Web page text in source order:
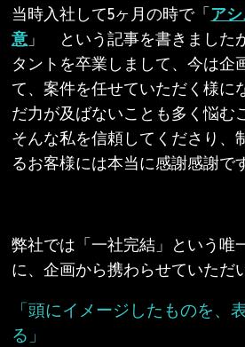
当時入社して5ヶ月の時で「ア
意 」 という記事を書きました
タントを卒業しまして、今は企
て、案件を任せていただく様に
だ力が及ばないことも多く悩む
そんな私を信頼してくださり、
るお客様には本当に感謝感謝で
弊社では「一社完結」という唯
に、企画から携わらせていただ
「頭にイメージしたものを、
る」